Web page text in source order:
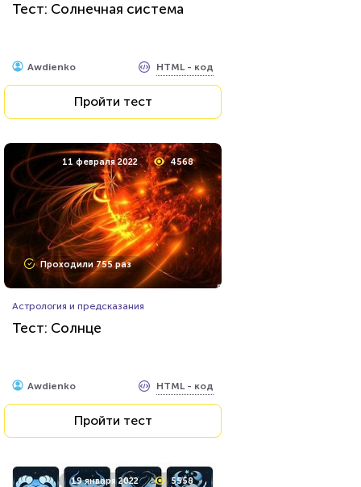
Тест: Солнечная система
Awdienko HTML - код
Пройти тест
11 февраля 2022 4568
Проходили 755 раз
Астрология и предсказания
Тест: Солнце
Awdienko HTML - код
Пройти тест
19 января 2022 5558